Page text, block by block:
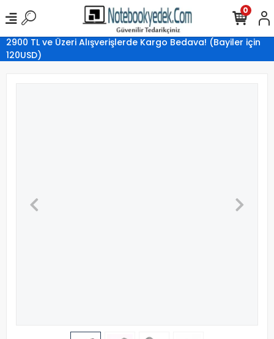
2900 TL ve Üzeri Alışverişlerde Kargo Bedava! (Bayiler için
120USD)
0